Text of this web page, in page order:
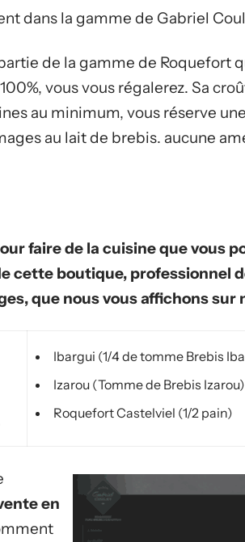
dans la gamme de Gabriel
de la gamme de Roquefort
vous vous régalerez. Sa
au minimum, vous réserve
au lait de brebis. aucune
faire de la cuisine que vous
cette boutique, professionnel
que nous vous affichons sur
Ibargui (1/4 de tomme Brebis
Izarou (Tomme de Brebis Izarou)
Roquefort Castelviel (1/2 pain)
en